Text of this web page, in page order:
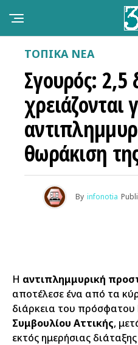
ΤΟΠΙΚΑ ΝΕΑ
Σγουρός: 2,5
χρειάζονται
θωράκιση
By infonotia
Η αντιπλημμυρική
αποτέλεσε ένα από τα
διάρκεια του πρόσφατου
Συμβουλίου Αττικής,
εκτός ημερήσιας